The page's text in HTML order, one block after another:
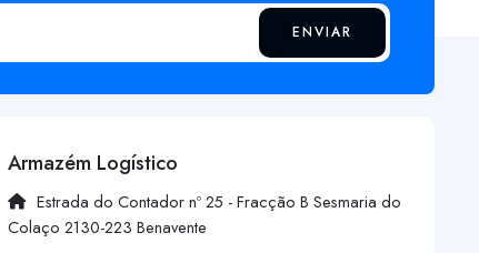
ENVIAR
Armazém Logístico
Estrada do Contador nº 25 - Fracção B Sesmaria do
Colaço 2130-223 Benavente